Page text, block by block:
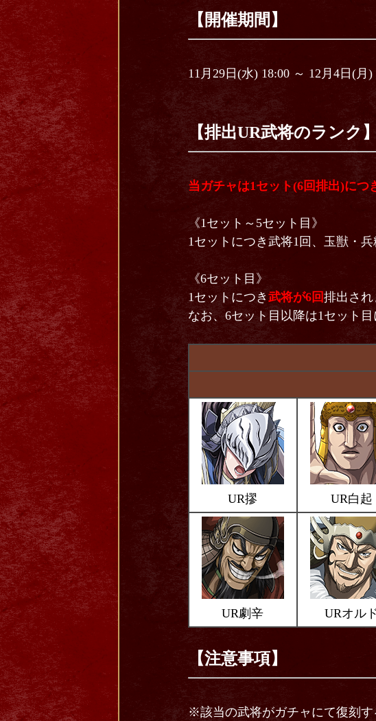
【開催期間】
11月29日(水) 18:00 ～ 12月4日(月)
【排出UR武将のランク】
当ガチャは1セット(6回排出)につ
《1セット～5セット目》
1セットにつき武将1回、玉獣・
《6セット目》
1セットにつき 武将が6回排出され
なお、6セット目以降は1セット
UR摎 UR白起
UR劇辛 URオル
【注意事項】
※該当の武将がガチャにて復刻